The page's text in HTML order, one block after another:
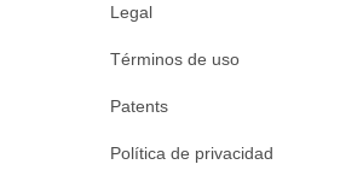
Legal
Términos de uso
Patents
Política de privacidad